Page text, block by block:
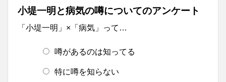
小堤一明と病気の噂についてのアンケート
「小堤一明」×「病気」って…
噂があるのは知ってる
特に噂を知らない